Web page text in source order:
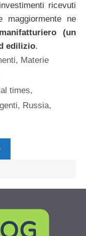
ricevuti
ne
manifatturiero (un
edilizio.
, Materie
times,
, Russia,